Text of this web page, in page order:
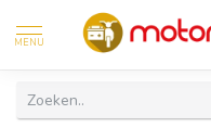
MENU